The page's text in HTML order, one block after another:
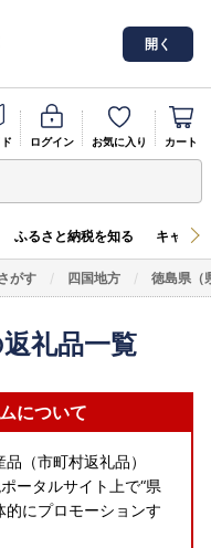
開く
ログイン お気に入り カート
ふるさと納税を知る キャン
がす 四国地方 徳島県（
礼品一覧
について
（市町村返礼品）
ータルサイト上で“県
的にプロモーションす